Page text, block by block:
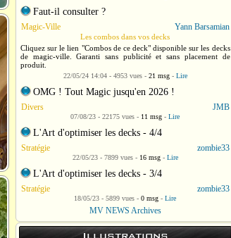
Faut-il consulter ?
Magic-Ville Yann Barsamian
Les combos dans vos decks
Cliquez sur le lien "Combos de ce deck" disponible sur les decks
de magic-ville. Garanti sans publicité et sans placement de
produit.
22/05/24 14:04 - 4953 vues - 21 msg- Lire
OMG ! Tout Magic jusqu'en 2026 !
Divers JMB
07/08/23 - 22175 vues - 11 msg -Lire
L'Art d'optimiser les decks - 4/4
Stratégie zombie33
22/05/23 - 7899 vues - 16 msg- Lire
L'Art d'optimiser les decks - 3/4
Stratégie zombie33
18/05/23 - 5899 vues -0 msg -Lire
MV NEWS Archives
Illustrations